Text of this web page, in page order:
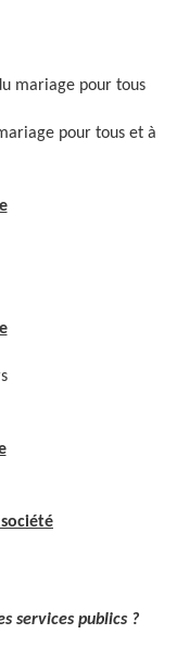
mariage pour tous
pour tous et à
services publics ?